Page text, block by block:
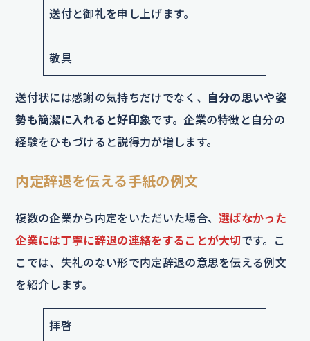
送付と御礼を申し上げます。
敬具
送付状には感謝の気持ちだけでなく、
自分の思いや姿
勢も簡潔に入れると好印象です。企業の特徴と自分の
経験をひもづけると説得力が増します。
内定辞退を伝える手紙の例文
複数の企業から内定をいただいた場合、選ばなかった
企業には丁寧に辞退の連絡をすることが大切です。こ
こでは、失礼のない形で内定辞退の意思を伝える例文
を紹介します。
拝啓